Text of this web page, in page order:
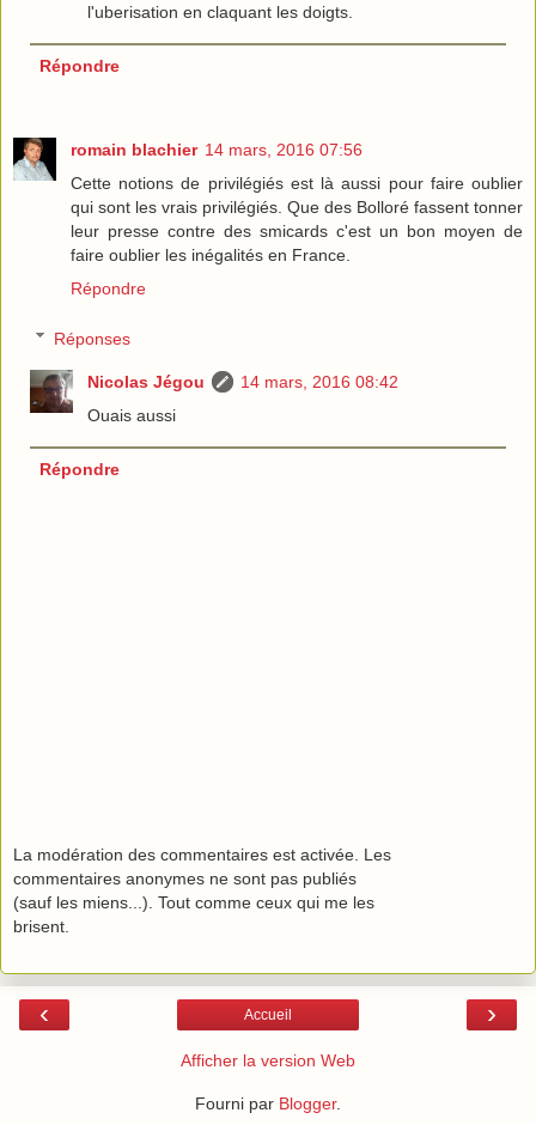
l'uberisation en claquant les doigts.
Répondre
romain blachier 14 mars, 2016 07:56
Cette notions de privilégiés est là aussi pour faire oublier
qui sont les vrais privilégiés. Que des Bolloré fassent tonner
leur presse contre des smicards c'est un bon moyen de
faire oublier les inégalités en France.
Répondre
Réponses
Nicolas Jégou
14 mars, 2016 08:42
Ouais aussi
Répondre
La modération des commentaires est activée. Les
commentaires anonymes ne sont pas publiés
(sauf les miens...). Tout comme ceux qui me les
brisent.
‹ ›
Accueil
Afficher la version Web
Fourni par Blogger.